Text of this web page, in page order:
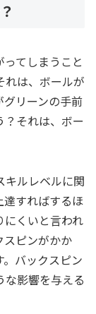
てしまうこと
れは、ボールが
リーンの手前
それは、ボー
キルレベルに関
すればするほ
にくいと言われ
スピンがかか
バックスピン
な影響を与える